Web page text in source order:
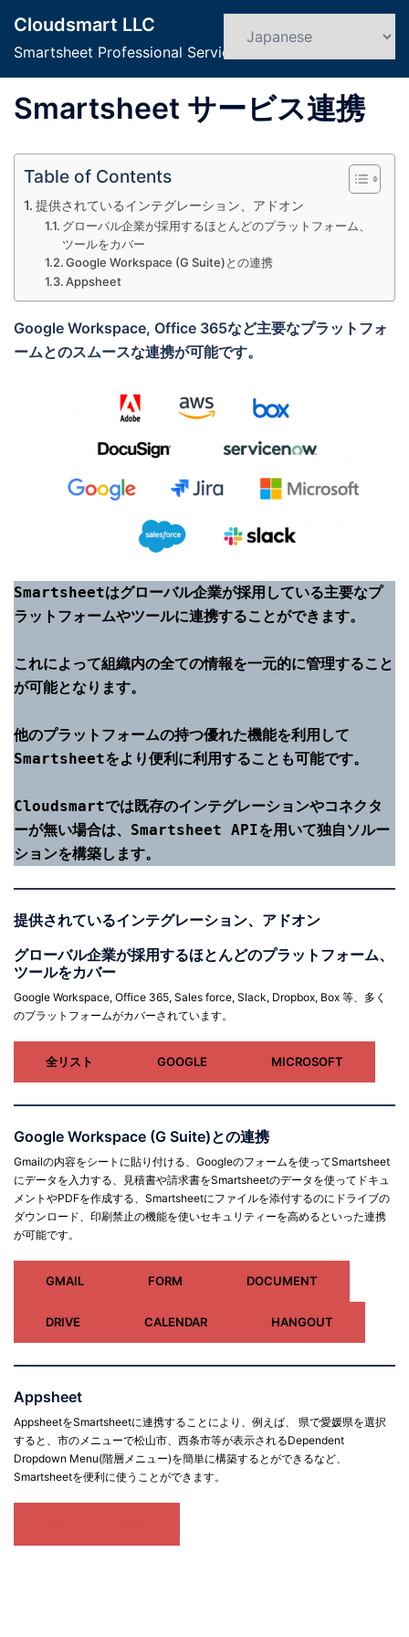
ン
Cloudsmart LLC
Smartsheet Professional Service
ト
グ
ュ
Smartsheet サービス連携
Table of Contents
提供されているインテグレーション、アドオン
グローバル企業が採用するほとんどのプラットフォーム、
ツールをカバー
Google Workspace (G Suite)との連携
Appsheet
Google Workspace, Office 365など主要なプラットフォ
ームとのスムースな連携が可能です。
Smartsheetはグローバル企業が採用している主要なプ
ラットフォームやツールに連携することができます。
これによって組織内の全ての情報を一元的に管理すること
が可能となります。
他のプラットフォームの持つ優れた機能を利用して
Smartsheetをより便利に利用することも可能です。
Cloudsmartでは既存のインテグレーションやコネクタ
ーが無い場合は、Smartsheet APIを用いて独自ソルー
ションを構築します。
提供されているインテグレーション、アドオン
グローバル企業が採用するほとんどのプラットフォーム、
ツールをカバー
Google Workspace, Office 365, Sales force, Slack, Dropbox, Box 等、多く
のプラットフォームがカバーされています。
全リスト GOOGLE MICROSOFT
Google Workspace (G Suite)との連携
Gmailの内容をシートに貼り付ける、Googleのフォームを使ってSmartsheet
にデータを入力する、見積書や請求書をSmartsheetのデータを使ってドキュ
メントやPDFを作成する、Smartsheetにファイルを添付するのにドライブの
ダウンロード、印刷禁止の機能を使いセキュリティーを高めるといった連携
が可能です。
GMAIL FORM DOCUMENT
DRIVE CALENDAR HANGOUT
Appsheet
AppsheetをSmartsheetに連携することにより、例えば、 県で愛媛県を選択
すると、市のメニューで松山市、西条市等が表示されるDependent
Dropdown Menu(階層メニュー)を簡単に構築するとができるなど、
Smartsheetを便利に使うことができます。